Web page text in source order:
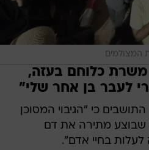
המצולמים
כלוחם בעזה,
לעבר בן אחר שלי"
כי "הגיבוי המסוכן
שבוצע מתירה את דם
לעלות בחיי אדם".